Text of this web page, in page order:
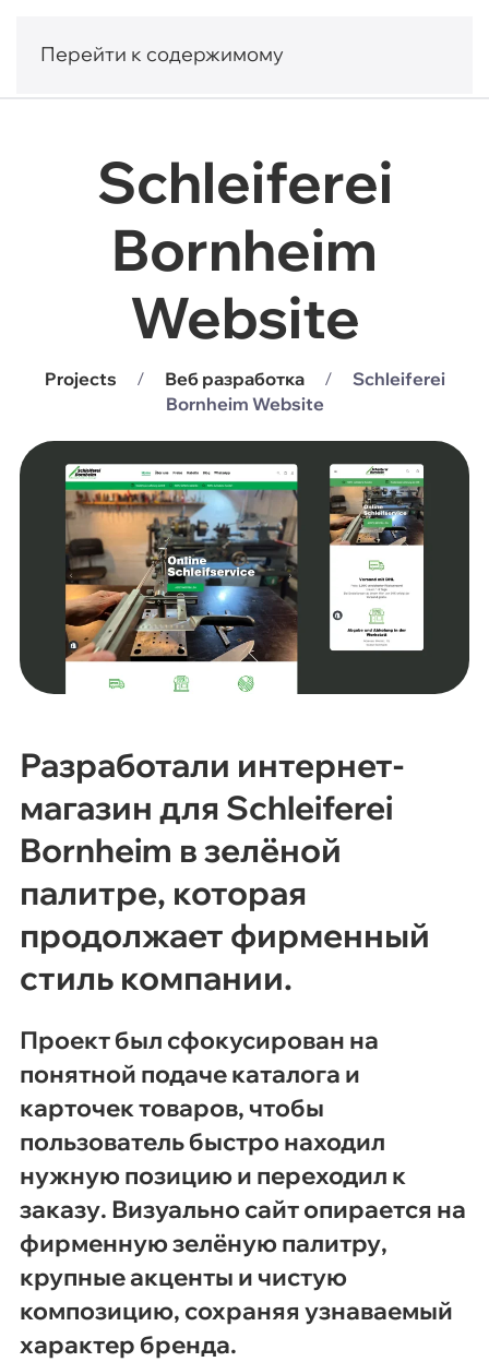
Перейти к содержимому
Schleiferei
Bornheim
Website
Projects Веб разработка
Schleiferei
Bornheim Website
Разработали интернет-
магазин для Schleiferei
Bornheim в зелёной
палитре, которая
продолжает фирменный
стиль компании.
Проект был сфокусирован на
понятной подаче каталога и
карточек товаров, чтобы
пользователь быстро находил
нужную позицию и переходил к
заказу. Визуально сайт опирается на
фирменную зелёную палитру,
крупные акценты и чистую
композицию, сохраняя узнаваемый
характер бренда.